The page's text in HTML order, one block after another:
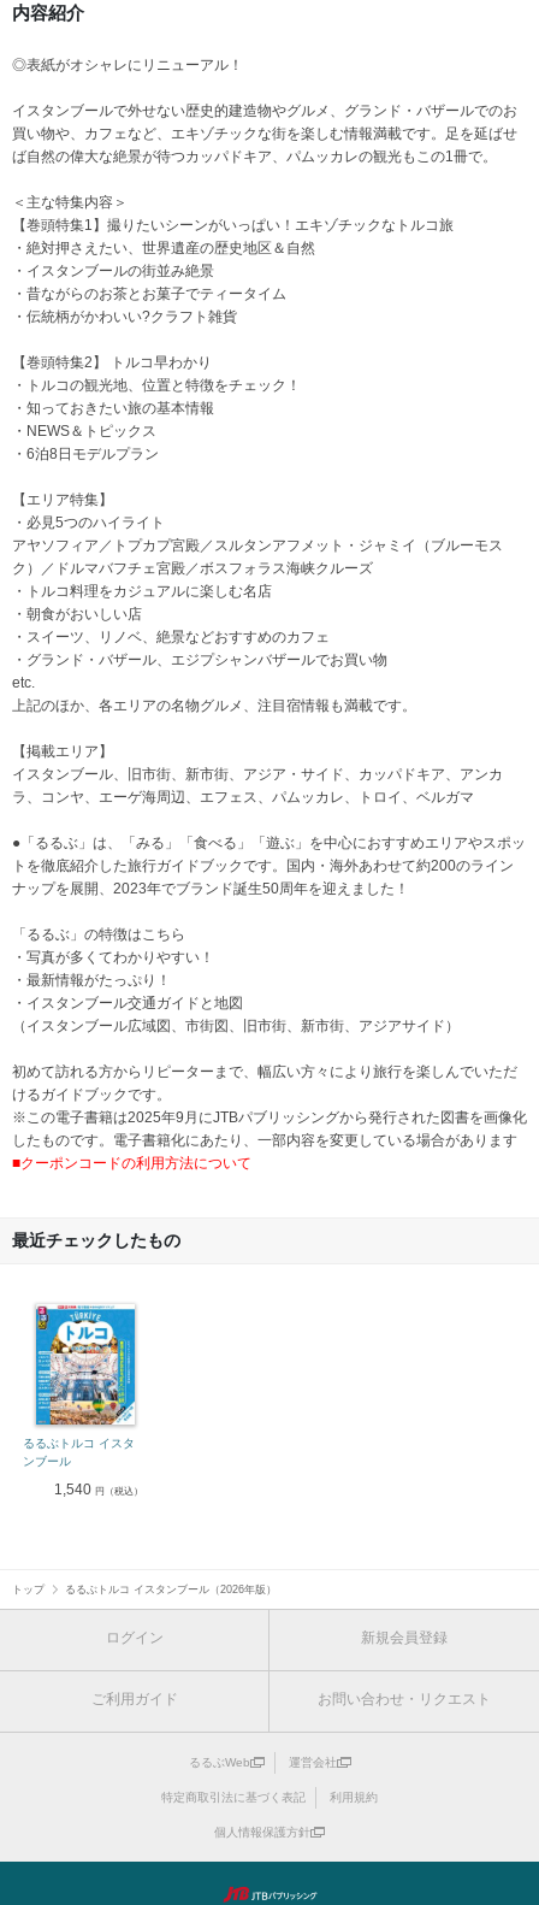
内容紹介
◎表紙がオシャレにリニューアル！
イスタンブールで外せない歴史的建造物やグルメ、グランド・バザールでのお
買い物や、カフェなど、エキゾチックな街を楽しむ情報満載です。足を延ばせ
ば自然の偉大な絶景が待つカッパドキア、パムッカレの観光もこの1冊で。
＜主な特集内容＞
【巻頭特集1】撮りたいシーンがいっぱい！エキゾチックなトルコ旅
・絶対押さえたい、世界遺産の歴史地区＆自然
・イスタンブールの街並み絶景
・昔ながらのお茶とお菓子でティータイム
・伝統柄がかわいい?クラフト雑貨
【巻頭特集2】 トルコ早わかり
・トルコの観光地、位置と特徴をチェック！
・知っておきたい旅の基本情報
・NEWS＆トピックス
・6泊8日モデルプラン
【エリア特集】
・必見5つのハイライト
アヤソフィア／トプカプ宮殿／スルタンアフメット・ジャミイ（ブルーモス
ク）／ドルマバフチェ宮殿／ボスフォラス海峡クルーズ
・トルコ料理をカジュアルに楽しむ名店
・朝食がおいしい店
・スイーツ、リノベ、絶景などおすすめのカフェ
・グランド・バザール、エジプシャンバザールでお買い物
etc.
上記のほか、各エリアの名物グルメ、注目宿情報も満載です。
【掲載エリア】
イスタンブール、旧市街、新市街、アジア・サイド、カッパドキア、アンカ
ラ、コンヤ、エーゲ海周辺、エフェス、パムッカレ、トロイ、ベルガマ
●「るるぶ」は、「みる」「食べる」「遊ぶ」を中心におすすめエリアやスポッ
トを徹底紹介した旅行ガイドブックです。国内・海外あわせて約200のライン
ナップを展開、2023年でブランド誕生50周年を迎えました！
「るるぶ」の特徴はこちら
・写真が多くてわかりやすい！
・最新情報がたっぷり！
・イスタンブール交通ガイドと地図
（イスタンブール広域図、市街図、旧市街、新市街、アジアサイド）
初めて訪れる方からリピーターまで、幅広い方々により旅行を楽しんでいただ
けるガイドブックです。
※この電子書籍は2025年9月にJTBパブリッシングから発行された図書を画像化
したものです。電子書籍化にあたり、一部内容を変更している場合があります
■クーポンコードの利用方法について
最近チェックしたもの
るるぶトルコ イスタ
ンブール
1,540円（税込）
トップ るるぶトルコ イスタンブール（2026年版）
ログイン 新規会員登録
ご利用ガイド お問い合わせ・リクエスト
るるぶWeb 運営会社
特定商取引法に基づく表記 利用規約
個人情報保護方針